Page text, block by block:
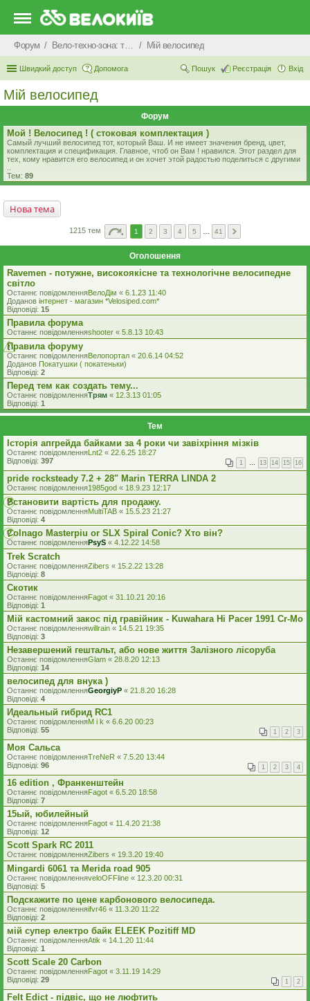
Форум Вело-техно-зона: технічні питання та консультації Мiй велосипед
Швидкий доступ Допомога Вхід
Реєстрація
Пошук
Мiй велосипед
Форум
Мой ! Велосипед ! ( стоковая комплектация )
Самый лучший велосипед тот, который Ваш. И не имеет значения бренд, цвет,
комплектация и спецификация. Главное, чтоб он Вам ! нравился. Этот раздел для
тех, кому нравится его велосипед и он хочет этой радостью поделиться с другими
Тем: 89
Нова тема
1215 тем 1 2 3 4 5 41
Оголошення
Ravemen - потужне, високоякісне та технологічне велосипедне
світло
Останнє повідомленняВелоДім « 6.1.23 11:40
Доданов iнтернет - магазин *Velosiped.com*
Відповіді: 15
Правила форума
Останнє повідомленняshooter « 5.8.13 10:43
Правила форуму
Останнє повідомленняВелопортал « 20.6.14 04:52
Доданов Покатушки ( покатеньки)
Відповіді: 2
Перед тем как создать тему...
Останнє повідомленняТрям « 12.3.13 01:05
Відповіді: 1
Тем
Історія апгрейда байками за 4 роки чи завіхріння мізків
Останнє повідомленняLnt2 « 22.6.25 18:27
Відповіді: 397 1 … 13 14 15 16
pride rocksteady 7.2 + 28" Marin TERRA LINDA 2
Останнє повідомлення1985god « 18.9.23 12:17
Встановити вартість для продажу.
Останнє повідомленняMultiTAB « 15.5.23 21:27
Відповіді: 4
Colnago Masterpiu or SLX Spiral Conic? Хто він?
Останнє повідомленняPsyS « 4.12.22 14:58
Trek Scratch
Останнє повідомленняZibers « 15.2.22 13:28
Відповіді: 8
Скотик
Останнє повідомленняFagot « 31.10.21 20:16
Відповіді: 1
Мій кастомний закос під гравійник - Kuwahara Hi Pacer 1991 Cr-Mo
Останнє повідомленняwillrain « 14.5.21 19:35
Відповіді: 3
Незавершений гештальт, або нове життя Залізного лісоруба
Останнє повідомленняGlam « 28.8.20 12:13
Відповіді: 14
велосипед для внука )
Останнє повідомленняGeorgiyP « 21.8.20 16:28
Відповіді: 4
Идеальный гибрид RC1
Останнє повідомленняM i k « 6.6.20 00:23
Відповіді: 55 1 2 3
Моя Сальса
Останнє повідомленняTreNeR « 7.5.20 13:44
Відповіді: 96 1 2 3 4
16 edition , Франкенштейн
Останнє повідомленняFagot « 6.5.20 18:58
Відповіді: 7
15ый, юбилейный
Останнє повідомленняFagot « 11.4.20 21:38
Відповіді: 12
Scott Spark RC 2011
Останнє повідомленняZibers « 19.3.20 19:40
Mingardi 6061 та Merida road 905
Останнє повідомленняveloOFFline « 12.3.20 00:31
Відповіді: 5
Подскажите по цене карбонового велосипеда.
Останнє повідомленняifvr46 « 11.3.20 11:22
Відповіді: 2
мій супер електро байк ELEEK Pozitiff MD
Останнє повідомленняAtik « 14.1.20 11:44
Відповіді: 1
Scott Scale 20 Carbon
Останнє повідомленняFagot « 3.11.19 14:29
Відповіді: 29 1 2
Felt Edict - підвіс, що не люфтить